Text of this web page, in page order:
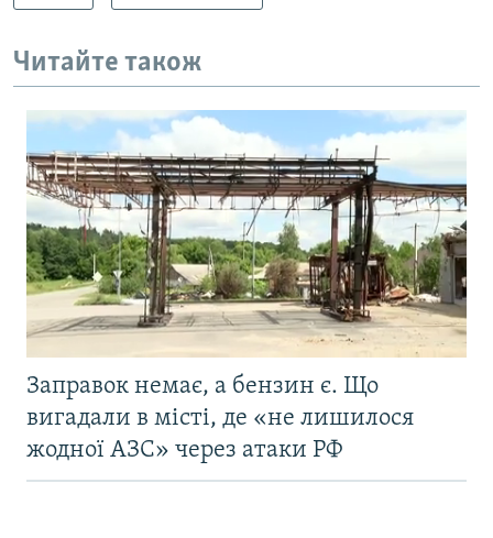
Читайте також
Заправок немає, а бензин є. Що
вигадали в місті, де «не лишилося
жодної АЗС» через атаки РФ